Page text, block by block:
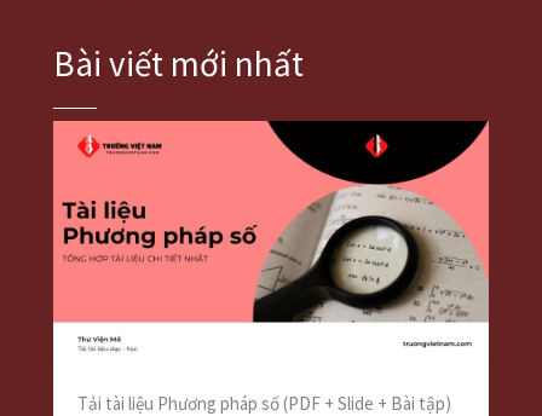
Bài viết mới nhất
Tải tài liệu Phương pháp số (PDF + Slide + Bài tập)